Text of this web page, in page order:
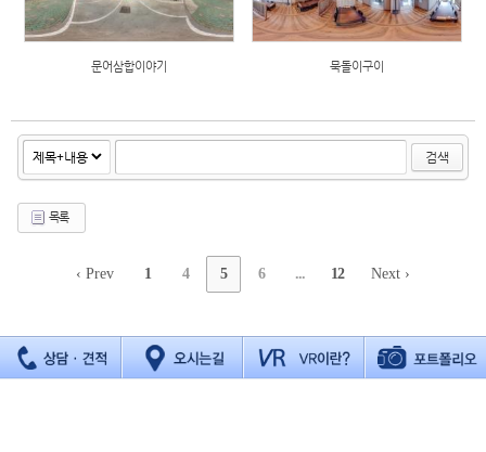
문어삼합이야기 묵돌이구이
검색
목록
‹ Prev 1 4 5 6 ... 12 Next ›